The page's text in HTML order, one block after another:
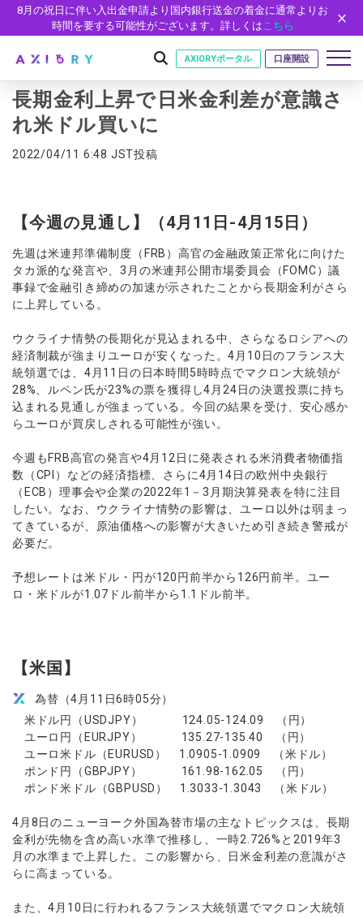
8月の祝日に伴い入出金申請より国内銀行送金の着金に通常よりお
時間を要する可能性がございます。詳しくはこちら
はじめに
安全性
取引商品
現物株式
ETF
株式CFD
株価指数CFD
エネルギーCFD
貴金属CFD
ソフトコモディティCFD
NEW
バトルCFD
取引条件
ゼロカットとロスカット
スワップとロールオーバー
入出金方法
レバレッジ
NEW
約定率
取引時間
取引計算シミュレーター
注文執行ポリシー
経済指標・予測カレンダー
休眠口座と凍結口座
口座
口座の種類
口座タイプ
法人のお客様
デモ口座
ウォレット口座
NEW
口座開設
口座開設フォーム
必要書類
プラットフォーム
プラットフォーム
MT5
MT4
cTrader
AXIORYアプリ
AXIORYポータル
ツール
MT4/MT5 ヒストリカルデータ
EA(エキスパートアドバイザー)
カスタムインジケーター
日本時間表示インジケータ
ストライク インジケータ
MQLシグナル
NEW
通貨インデックス
パートナー
パートナーシップ・プログラム
イントロデュース・パートナープログラム（IP）
特別・VIPプログラム
NEW
ニュース
ニュースリリース
お知らせ
マーケットニュース
コーポレートニュース
トレードガイド
NEW
会社概要
企業情報
会社概要
役員紹介
お問合せ
よくあるご質問
عربى
English
Русский
Español
ไทย
Tiếng Việt
デモ口座を開設する
法人のお客様はこちら
AXIORYポータル 口座開設
長期金利上昇で日米金利差が意識さ
れ米ドル買いに
2022/04/11 6:48 JST投稿
【今週の見通し】（4月11日-4月15日）
先週は米連邦準備制度（FRB）高官の金融政策正常化に向けた
タカ派的な発言や、3月の米連邦公開市場委員会（FOMC）議
事録で金融引き締めの加速が示されたことから長期金利がさら
に上昇している。
ウクライナ情勢の長期化が見込まれる中、さらなるロシアへの
経済制裁が強まりユーロが安くなった。4月10日のフランス大
統領選では、4月11日の日本時間5時時点でマクロン大統領が
28%、ルペン氏が23%の票を獲得し4月24日の決選投票に持ち
込まれる見通しが強まっている。今回の結果を受け、安心感か
らユーロが買戻しされる可能性が強い。
今週もFRB高官の発言や4月12日に発表される米消費者物価指
数（CPI）などの経済指標、さらに4月14日の欧州中央銀行
（ECB）理事会や企業の2022年1－3月期決算発表を特に注目
したい。なお、ウクライナ情勢の影響は、ユーロ以外は弱まっ
てきているが、原油価格への影響が大きいため引き続き警戒が
必要だ。
予想レートは米ドル・円が120円前半から126円前半。ユー
ロ・米ドルが1.07ドル前半から1.1ドル前半。
【米国】
為替（4月11日6時05分）
米ドル円（USDJPY） 124.05-124.09 （円）
ユーロ円（EURJPY） 135.27-135.40 （円）
ユーロ米ドル（EURUSD） 1.0905-1.0909 （米ドル）
ポンド円（GBPJPY） 161.98-162.05 （円）
ポンド米ドル（GBPUSD） 1.3033-1.3043 （米ドル）
4月8日のニューヨーク外国為替市場の主なトピックスは、長期
金利が先物を含め高い水準で推移し、一時2.726%と2019年3
月の水準まで上昇した。この影響から、日米金利差の意識がさ
らに高まっている。
また、4月10日に行われるフランス大統領選でマクロン大統領